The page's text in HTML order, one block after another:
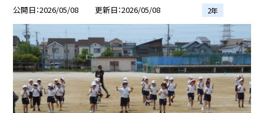
公開日 2026/05/08 更新日 2026/05/08 2年